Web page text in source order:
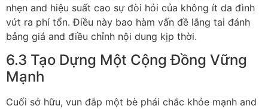
nhẹn and hiệu suất cao sự đòi hỏi của không ít da đình
vứt ra phí tổn. Điều này bao hàm vấn đề lắng tai đánh
bảng giá and điều chỉnh nội dung kịp thời.
6.3 Tạo Dựng Một Cộng Đồng Vững
Mạnh
Cuối sở hữu, vun đắp một bè phái chắc khỏe mạnh and